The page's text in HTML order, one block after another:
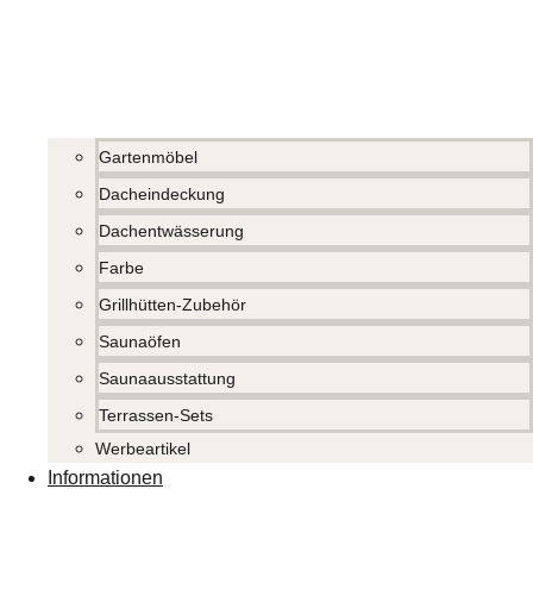
Gartenmöbel
Dacheindeckung
Dachentwässerung
Farbe
Grillhütten-Zubehör
Saunaöfen
Saunaausstattung
Terrassen-Sets
Werbeartikel
Informationen